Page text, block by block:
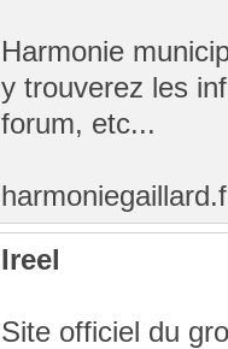
Harmonie
y trouverez les
forum, etc...
Ireel
Site officiel du